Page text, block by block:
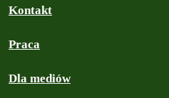
Kontakt
Praca
Dla mediów